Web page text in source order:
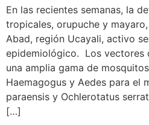
En las recientes semanas, la
tropicales, orupuche y
Abad, región Ucayali, activo
epidemiológico. Los vectores
una amplia gama de
Haemagogus y Aedes para el
paraensis y Ochlerotatus
[…]